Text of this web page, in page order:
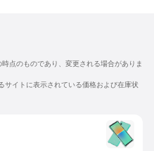
点のものであり、変更される場合がありま
サイトに表示されている価格および在庫状